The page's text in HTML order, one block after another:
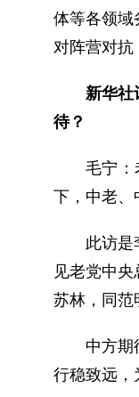
体等各领域
对阵营对抗
新华社
待？
毛宁：
下，中老、
此访是
见老党中
苏林，同范
中方期
行稳致远，